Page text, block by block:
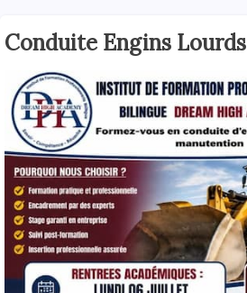
Conduite Engins Lourds